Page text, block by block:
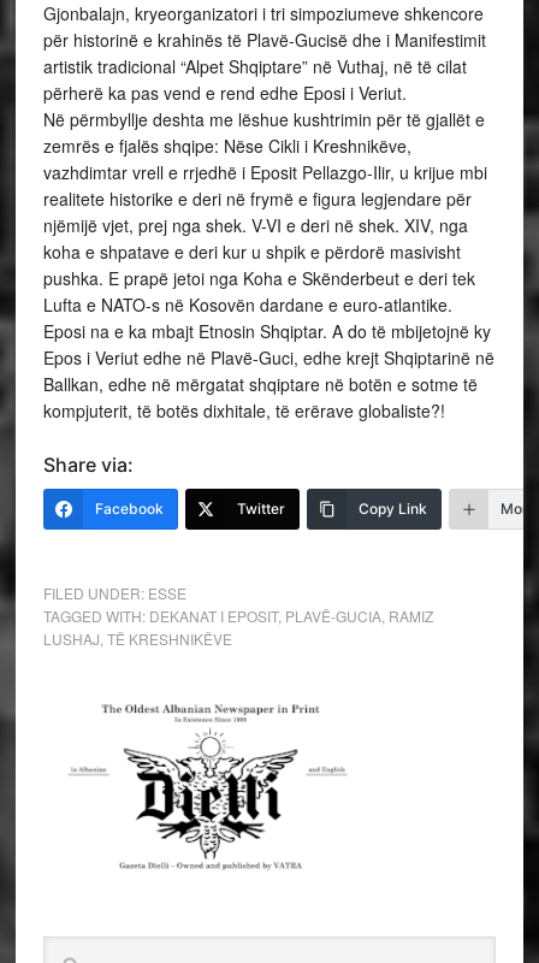
Gjonbalajn, kryeorganizatori i tri simpoziumeve shkencore
për historinë e krahinës të Plavë-Gucisë dhe i Manifestimit
artistik tradicional “Alpet Shqiptare” në Vuthaj, në të cilat
përherë ka pas vend e rend edhe Eposi i Veriut.
Në përmbyllje deshta me lëshue kushtrimin për të gjallët e
zemrës e fjalës shqipe: Nëse Cikli i Kreshnikëve,
vazhdimtar vrell e rrjedhë i Eposit Pellazgo-Ilir, u krijue mbi
realitete historike e deri në frymë e figura legjendare për
njëmijë vjet, prej nga shek. V-VI e deri në shek. XIV, nga
koha e shpatave e deri kur u shpik e përdorë masivisht
pushka. E prapë jetoi nga Koha e Skënderbeut e deri tek
Lufta e NATO-s në Kosovën dardane e euro-atlantike.
Eposi na e ka mbajt Etnosin Shqiptar. A do të mbijetojnë ky
Epos i Veriut edhe në Plavë-Guci, edhe krejt Shqiptarinë në
Ballkan, edhe në mërgatat shqiptare në botën e sotme të
kompjuterit, të botës dixhitale, të erërave globaliste?!
Share via:
Facebook Twitter Copy Link More
FILED UNDER: ESSE
TAGGED WITH: DEKANAT I EPOSIT, PLAVË-GUCIA, RAMIZ
LUSHAJ TË KRESHNIKËVE